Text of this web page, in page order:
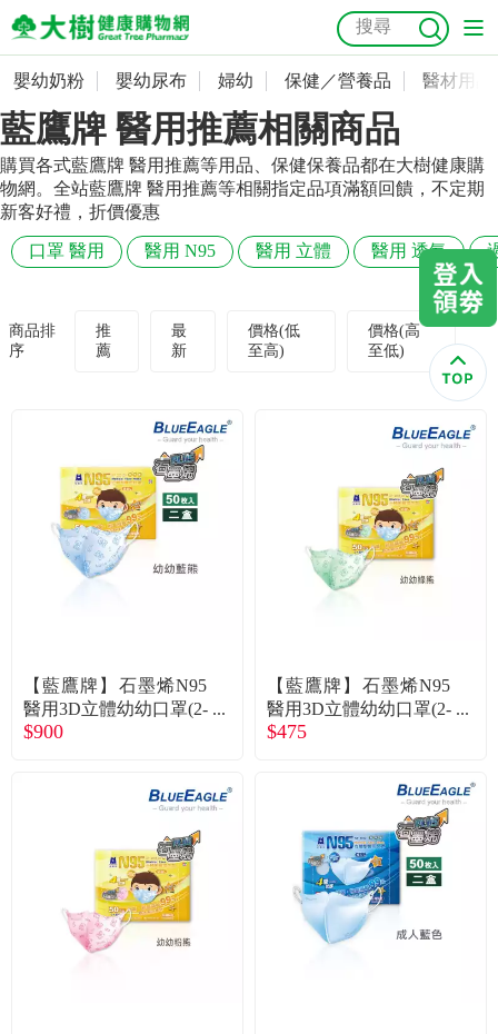
嬰幼奶粉
嬰幼尿布
婦幼
保健／營養品
醫材用品
食品／健康食補
優惠活動
會員專區
抗菌 尿布 大樹獨家 益生菌 魚油 幼兒米餅 貓砂
奶瓶奶嘴
會員資料及密碼修改
常用收件人清單
訂單查詢
收藏清單
紅利點數查詢
優惠券查詢
嬰幼奶粉 嬰幼尿布 婦幼 保健／營養品 醫材用品
藍鷹牌 醫用推薦相關商品
購買各式藍鷹牌 醫用推薦等用品、保健保養品都在大樹健康購
物網。全站藍鷹牌 醫用推薦等相關指定品項滿額回饋，不定期
新客好禮，折價優惠
口罩 醫用 醫用 N95 醫用 立體 醫用 透氣
商品排
序
推
薦
最
新
價格(低
至高)
價格(高
至低)
【藍鷹牌】石墨烯N95
醫用3D立體幼幼口罩(2-
4歲)-藍熊(50片x2盒) 廠
$900
【藍鷹牌】石墨烯N95
醫用3D立體幼幼口罩(2-
4歲)-綠熊(50片/盒) 廠商
$475